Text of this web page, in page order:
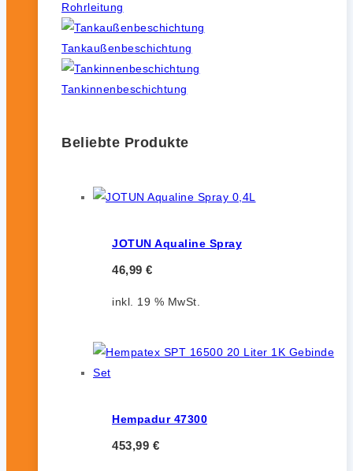
Rohrleitung
Tankaußenbeschichtung
Tankinnenbeschichtung
Beliebte Produkte
JOTUN Aqualine Spray
46,99 €
inkl. 19 % MwSt.
Hempadur 47300
453,99 €